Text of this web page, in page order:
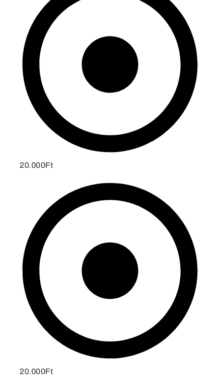
20.000Ft
20.000Ft